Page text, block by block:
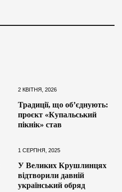
2 КВІТНЯ, 2026
Традиції, що об’єднують:
проєкт «Купальський
пікнік» став
1 СЕРПНЯ, 2025
У Великих Крушлинцях
відтворили давній
український обряд